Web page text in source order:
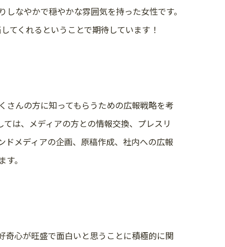
なやかで穏やかな雰囲気を持った女性です。
てくれるということで期待しています！
さんの方に知ってもらうための広報戦略を考
は、メディアの方との情報交換、プレスリ
ドメディアの企画、原稿作成、社内への広報
。
奇心が旺盛で面白いと思うことに積極的に関